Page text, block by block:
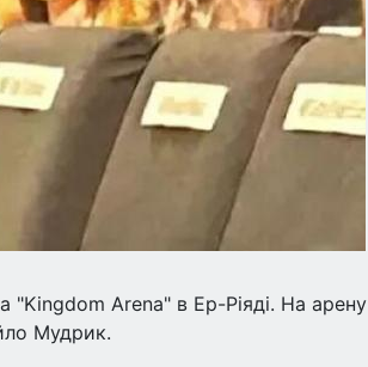
"Kingdom Arena" в Ер-Ріяді. На арену
Мудрик.